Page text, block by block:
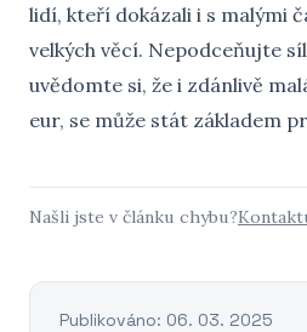
lidí, kteří dokázali i s malými
velkých věcí. Nepodceňujte
uvědomte si, že i zdánlivě
eur, se může stát základem
Našli jste v článku chybu?
Publikováno: 06. 03. 2025